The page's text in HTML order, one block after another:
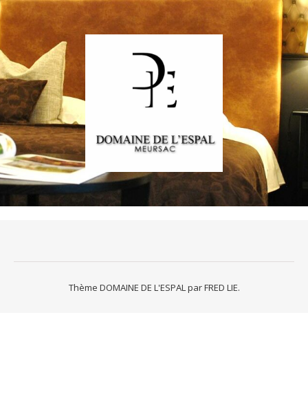
Thème DOMAINE DE L'ESPAL parFRED LIE.